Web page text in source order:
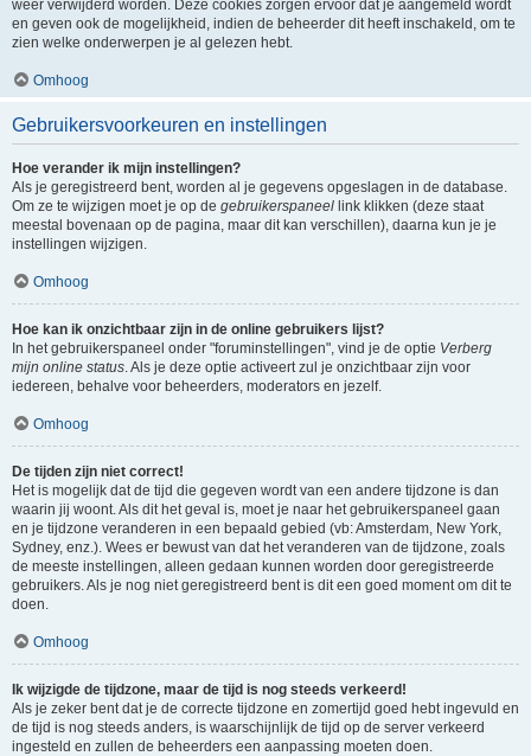
weer verwijderd worden. Deze cookies zorgen ervoor dat je aangemeld wordt
en geven ook de mogelijkheid, indien de beheerder dit heeft inschakeld, om te
zien welke onderwerpen je al gelezen hebt.
Omhoog
Gebruikersvoorkeuren en instellingen
Hoe verander ik mijn instellingen?
Als je geregistreerd bent, worden al je gegevens opgeslagen in de database.
Om ze te wijzigen moet je op de gebruikerspaneel link klikken (deze staat
meestal bovenaan op de pagina, maar dit kan verschillen), daarna kun je je
instellingen wijzigen.
Omhoog
Hoe kan ik onzichtbaar zijn in de online gebruikers lijst?
In het gebruikerspaneel onder "foruminstellingen", vind je de optie Verberg
mijn online status. Als je deze optie activeert zul je onzichtbaar zijn voor
iedereen, behalve voor beheerders, moderators en jezelf.
Omhoog
De tijden zijn niet correct!
Het is mogelijk dat de tijd die gegeven wordt van een andere tijdzone is dan
waarin jij woont. Als dit het geval is, moet je naar het gebruikerspaneel gaan
en je tijdzone veranderen in een bepaald gebied (vb: Amsterdam, New York,
Sydney, enz.). Wees er bewust van dat het veranderen van de tijdzone, zoals
de meeste instellingen, alleen gedaan kunnen worden door geregistreerde
gebruikers. Als je nog niet geregistreerd bent is dit een goed moment om dit te
doen.
Omhoog
Ik wijzigde de tijdzone, maar de tijd is nog steeds verkeerd!
Als je zeker bent dat je de correcte tijdzone en zomertijd goed hebt ingevuld en
de tijd is nog steeds anders, is waarschijnlijk de tijd op de server verkeerd
ingesteld en zullen de beheerders een aanpassing moeten doen.